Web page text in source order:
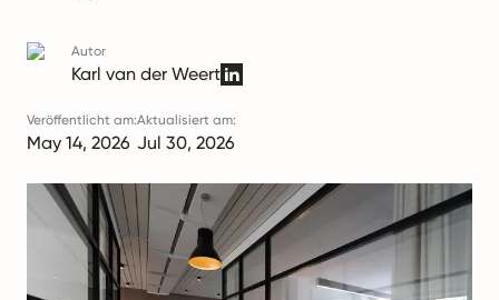
Autor
Karl van der Weert
Veröffentlicht am:
May 14, 2026
Aktualisiert am:
Jul 30, 2026